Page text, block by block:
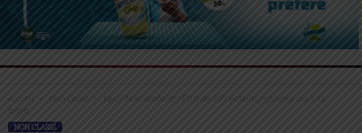
Accueil
Kara/ Noël solidaire : Plus de 200 enfants reçoivent des kits
NON CLASSÉ